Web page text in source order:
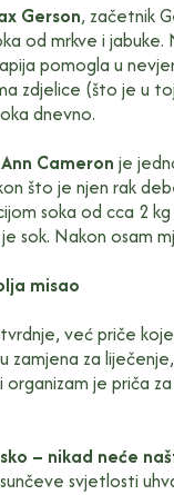
Gerson, začetnik
od mrkve i jabuke.
pomogla u
zdjelice (što je u
dnevno.
Ann Cameron je
što je njen rak
soka od cca 2
sok. Nakon osam
misao
već priče
zamjena za
organizam je priča
– nikad neće
svjetlosti